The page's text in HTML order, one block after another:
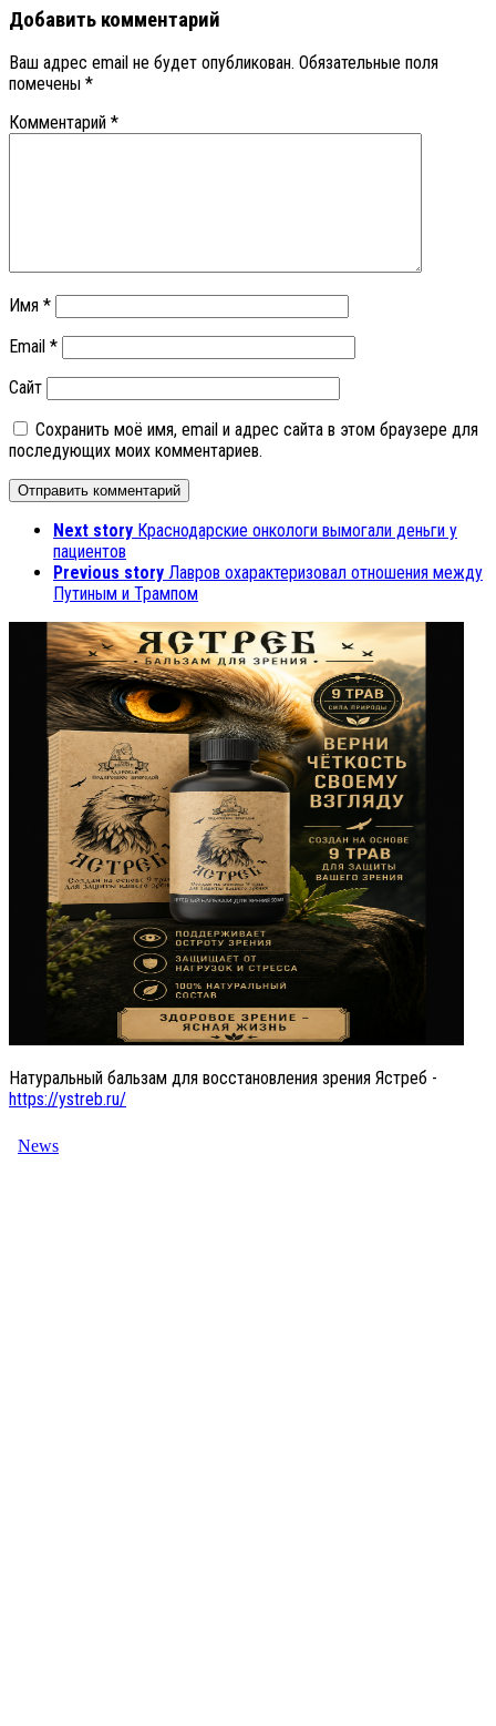
Добавить комментарий
Ваш адрес email не будет опубликован. Обязательные поля
помечены *
Комментарий *
Имя *
Email *
Сайт
Сохранить моё имя, email и адрес сайта в этом браузере для
последующих моих комментариев.
Next story Краснодарские онкологи вымогали деньги у
пациентов
Previous story Лавров охарактеризовал отношения между
Путиным и Трампом
Натуральный бальзам для восстановления зрения Ястреб -
https://ystreb.ru/